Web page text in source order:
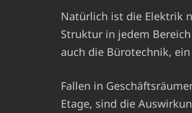
Natürlich ist die Elektrik
Struktur in jedem
auch die Bürotechnik,
Fallen in
Etage, sind die